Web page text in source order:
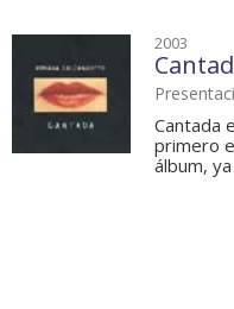
2003
Cantada
primero
álbum,